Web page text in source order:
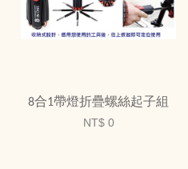
8合1帶燈折疊螺絲起子組
NT$ 0